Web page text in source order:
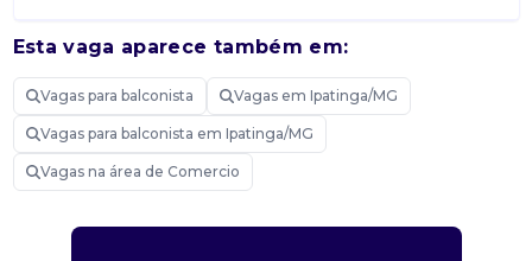
Esta vaga aparece também em:
Vagas para balconista Vagas em Ipatinga/MG
Vagas para balconista em Ipatinga/MG
Vagas na área de Comercio